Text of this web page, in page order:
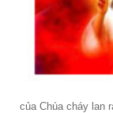
của Chúa cháy lan